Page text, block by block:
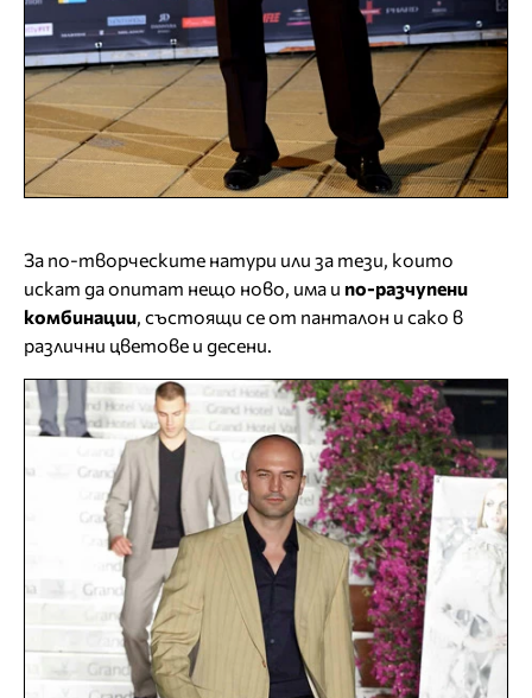
За по-творческите натури или за тези, които
искат да опитат нещо ново, има и по-разчупени
комбинации, състоящи се от панталон и сако в
различни цветове и десени.